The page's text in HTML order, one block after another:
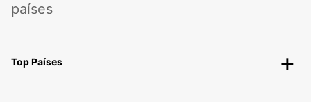
países
Top Países